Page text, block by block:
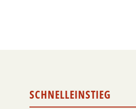
SCHNELLEINSTIEG